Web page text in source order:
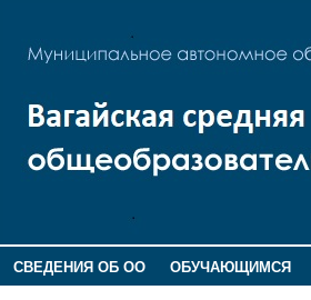
СВЕДЕНИЯ ОБ ОО ОБУЧАЮЩИМСЯ